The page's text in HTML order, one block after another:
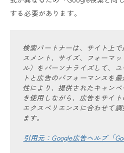
する必要があります。
検索パートナーは、サイト上
スメント、サイズ、フォーマ
ル）をパーソナライズして、
トと広告のパフォーマンスを
性により、提供されたキャン
き使用しながら、広告をサイ
エクスペリエンスに合わせて
ます。
引用元：Google広告ヘルプ「